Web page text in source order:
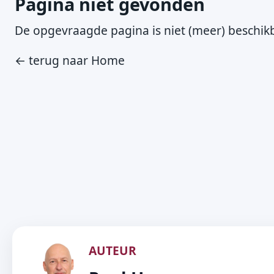
De opgevraagde pagina is niet (meer)
← terug naar Home
AUTEUR